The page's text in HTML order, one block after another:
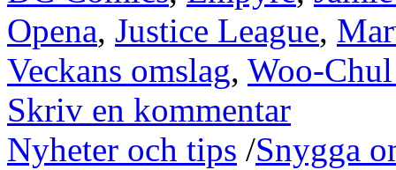
Opena, Justice League,
Veckans omslag, Woo-
Skriv en kommentar
Nyheter och tips /Snygga